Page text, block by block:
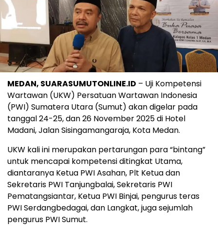
MEDAN, SUARASUMUTONLINE.ID – Uji Kompetensi
Wartawan (UKW) Persatuan Wartawan Indonesia
(PWI) Sumatera Utara (Sumut) akan digelar pada
tanggal 24-25, dan 26 November 2025 di Hotel
Madani, Jalan Sisingamangaraja, Kota Medan.
UKW kali ini merupakan pertarungan para “bintang”
untuk mencapai kompetensi ditingkat Utama,
diantaranya Ketua PWI Asahan, Plt Ketua dan
Sekretaris PWI Tanjungbalai, Sekretaris PWI
Pematangsiantar, Ketua PWI Binjai, pengurus teras
PWI Serdangbedagai, dan Langkat, juga sejumlah
pengurus PWI Sumut.